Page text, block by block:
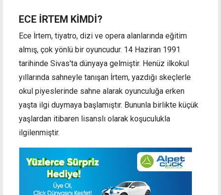
ECE İRTEM KİMDİ?
Ece İrtem, tiyatro, dizi ve opera alanlarında eğitim
almış, çok yönlü bir oyuncudur. 14 Haziran 1991
tarihinde Sivas'ta dünyaya gelmiştir. Henüz ilkokul
yıllarında sahneyle tanışan İrtem, yazdığı skeçlerle
okul piyeslerinde sahne alarak oyunculuğa erken
yaşta ilgi duymaya başlamıştır. Bununla birlikte küçük
yaşlardan itibaren lisanslı olarak koşuculukla
ilgilenmiştir.